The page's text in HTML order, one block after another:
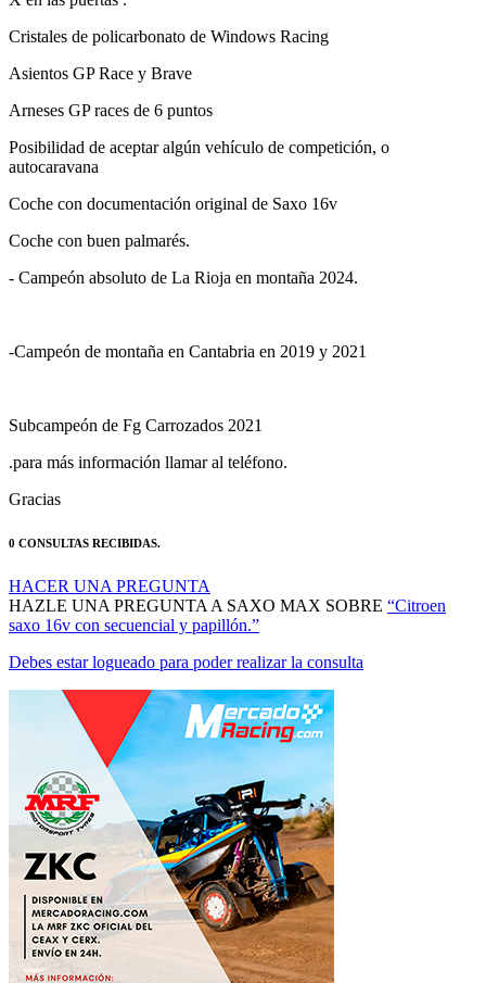
Cristales de policarbonato de Windows Racing
Asientos GP Race y Brave
Arneses GP races de 6 puntos
Posibilidad de aceptar algún vehículo de competición, o
autocaravana
Coche con documentación original de Saxo 16v
Coche con buen palmarés.
- Campeón absoluto de La Rioja en montaña 2024.
.para más información llamar al teléfono.
Gracias
HAZLE UNA PREGUNTA A SAXO MAX SOBRE
saxo 16v con secuencial y papillón.”
Debes estar logueado para poder realizar la consulta